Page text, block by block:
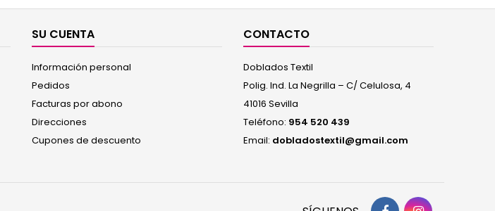
SU CUENTA
Información personal
Pedidos
Facturas por abono
Direcciones
Cupones de descuento
CONTACTO
Doblados Textil
Polig. Ind. La Negrilla – C/ Celulosa, 4
41016 Sevilla
Teléfono: 954 520 439
Email: dobladostextil@gmail.com